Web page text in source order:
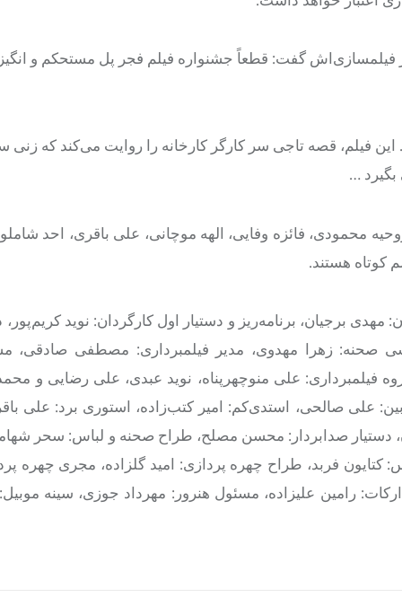
فیلمسازی‌اش گفت: قطعاً جشنواره فیلم فجر پل مستحکم و
فیلم، قصه تاجی سر کارگر کارخانه را روایت می‌کند که
…
محمودی، فائزه وفایی، الهه موچانی، علی باقری، احد
کوتاه هستند.
مهدی برجیان، برنامه‌ریز و دستیار اول کارگردان: نوید
صحنه: زهرا مهدوی، مدیر فیلمبرداری: مصطفی صادقی،
فیلمبرداری: علی منوچهرپناه، نوید عبدی، علی رضایی و محمد
علی صالحی، استدی‌کم: امیر کتب‌زاده، استوری برد: علی
صدابردار: محسن مصلح، طراح صحنه و لباس: سحر
فربد، طراح چهره پردازی: امید گلزاده، مجری چهره
رامین علیزاده، مسئول هنرور: مهرداد جوزی، سینه